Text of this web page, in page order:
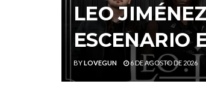
LEO
ESCENARIO
BYLOVEGUN 6 DE AGOSTO DE 2026